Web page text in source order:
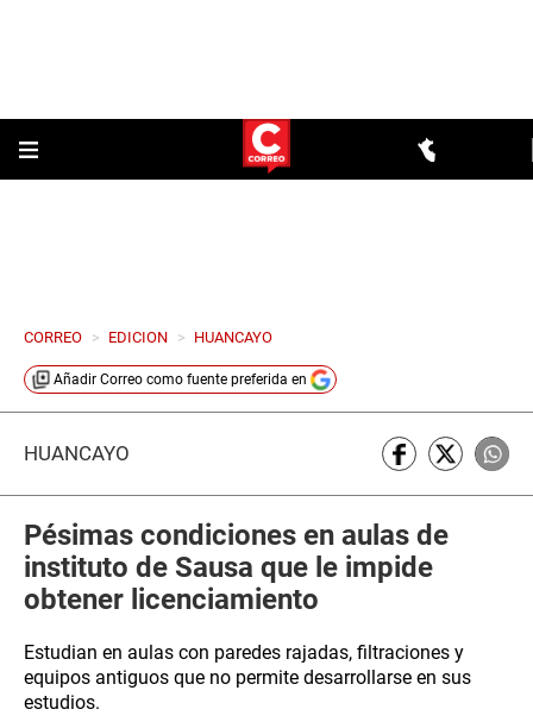
CORREO > EDICION > HUANCAYO
Añadir Correo como fuente preferida en
HUANCAYO
Pésimas condiciones en aulas de
instituto de Sausa que le impide
obtener licenciamiento
Estudian en aulas con paredes rajadas, filtraciones y
equipos antiguos que no permite desarrollarse en sus
estudios.